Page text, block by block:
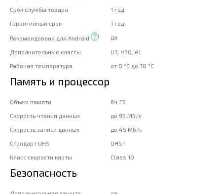
Срок службы товара
1 год
Гарантийный срок
1 год
Рекомендовано для Android да
Дополнительные классы
U3, V30, A1
Рабочая температура
от 0 °C до 70 °C
Память и процессор
Объем памяти
64 ГБ
Скорость чтения данных
до 95 МБ/с
Скорость записи данных
до 45 МБ/с
Стандарт UHS
UHS-I
Класс скорости карты
Class 10
Безопасность